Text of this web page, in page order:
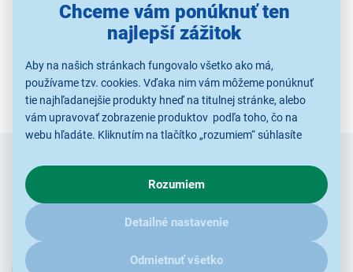
Chceme vám ponúknuť ten
najlepší zážitok
Aby na našich stránkach fungovalo všetko ako má,
používame tzv. cookies. Vďaka nim vám môžeme ponúknuť
tie najhľadanejšie produkty hneď na titulnej stránke, alebo
vám upravovať zobrazenie produktov podľa toho, čo na
webu hľadáte. Kliknutím na tlačítko „rozumiem“ súhlasíte
o chovaní na webe pre zobrazovaní cielených reklám.
V prípade že vás zaujímajú detaily, ako u nás s cookies a
ďalšími údaji pracujeme, kliknitesem.
Rozumiem
Detailné nastavenie
Odmietnuť všetko
Zadajte
e-mail
Chcete vedieť ako prvý o novinkách?
Radi by sme Vám posielali naše akcie a jedinečné zľavy.
Stačí zadať Váš e-mail a je to :)